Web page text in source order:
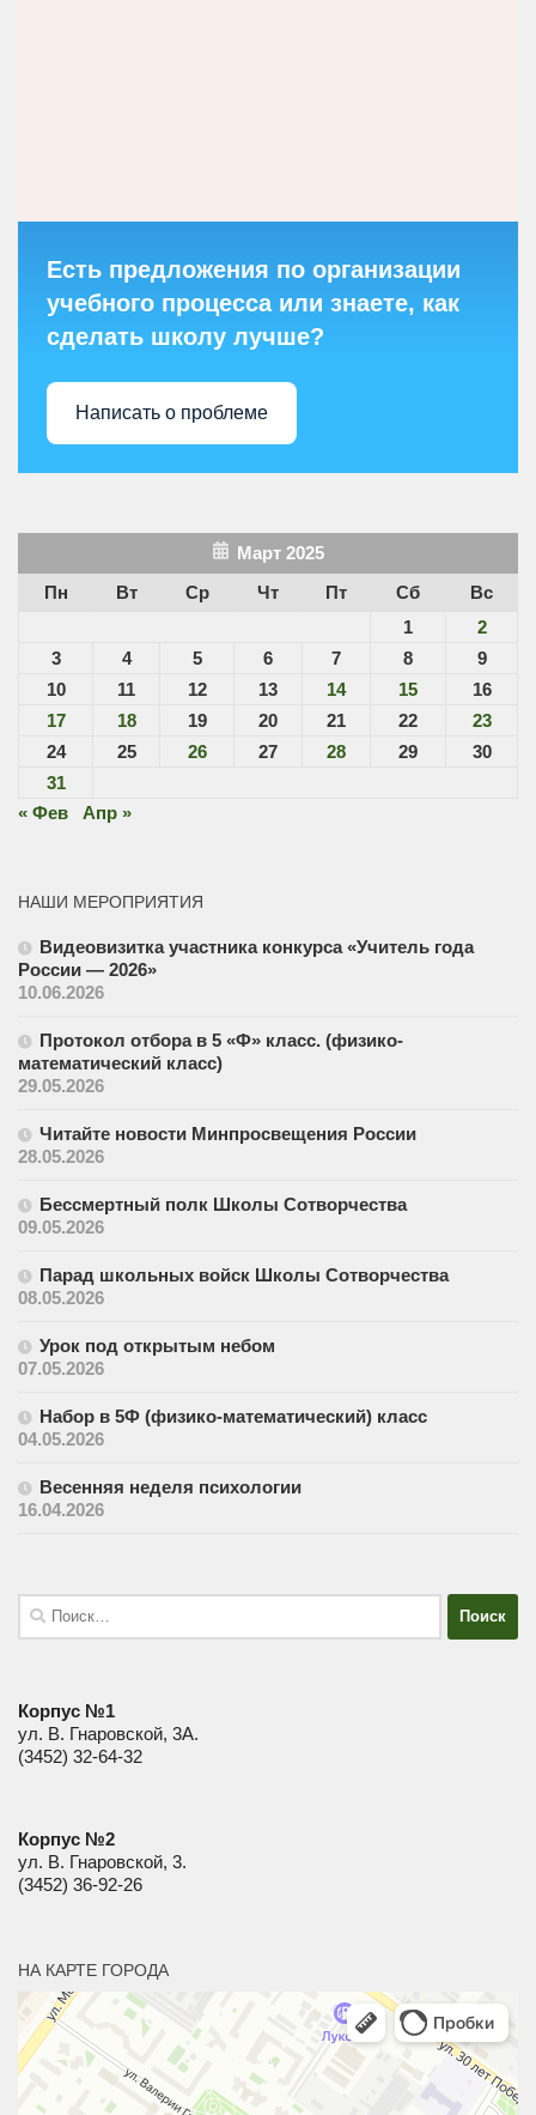
Есть предложения по организации
учебного процесса или знаете, как
сделать школу лучше?
Написать о проблеме
Март 2025
Пн
Вт Ср Чт Пт Сб
Вс
1
2
3
4 5 6 7 8
9
10
11 12 13 14 15
16
17
18 19 20 21 22
23
24
25 26 27 28 29
30
31
« Фев
Апр »
НАШИ МЕРОПРИЯТИЯ
Видеовизитка участника конкурса «Учитель года
России — 2026»
10.06.2026
Протокол отбора в 5 «Ф» класс. (физико-
математический класс)
29.05.2026
Читайте новости Минпросвещения России
28.05.2026
Бессмертный полк Школы Сотворчества
09.05.2026
Парад школьных войск Школы Сотворчества
08.05.2026
Урок под открытым небом
07.05.2026
Набор в 5Ф (физико-математический) класс
04.05.2026
Весенняя неделя психологии
16.04.2026
Найти:
Корпус №1
ул. В. Гнаровской, 3А.
(3452) 32-64-32
Корпус №2
ул. В. Гнаровской, 3.
(3452) 36-92-26
НА КАРТЕ ГОРОДА